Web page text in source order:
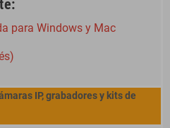
para Windows y Mac
IP, grabadores y kits de